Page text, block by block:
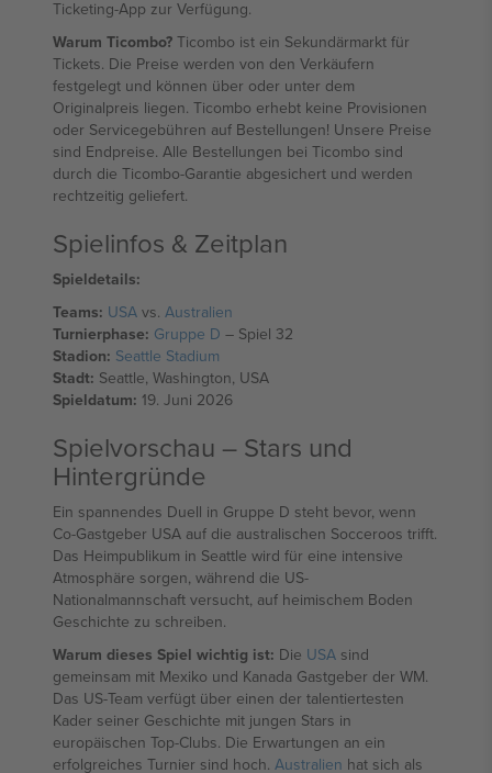
Ticketing-App zur Verfügung.
Warum Ticombo? Ticombo ist ein Sekundärmarkt für
Tickets. Die Preise werden von den Verkäufern
festgelegt und können über oder unter dem
Originalpreis liegen. Ticombo erhebt keine Provisionen
oder Servicegebühren auf Bestellungen! Unsere Preise
sind Endpreise. Alle Bestellungen bei Ticombo sind
durch die Ticombo-Garantie abgesichert und werden
rechtzeitig geliefert.
Spielinfos & Zeitplan
Spieldetails:
Teams: USA vs. Australien
Turnierphase: Gruppe D – Spiel 32
Stadion: Seattle Stadium
Stadt: Seattle, Washington, USA
Spieldatum: 19. Juni 2026
Spielvorschau – Stars und
Hintergründe
Ein spannendes Duell in Gruppe D steht bevor, wenn
Co-Gastgeber USA auf die australischen Socceroos trifft.
Das Heimpublikum in Seattle wird für eine intensive
Atmosphäre sorgen, während die US-
Nationalmannschaft versucht, auf heimischem Boden
Geschichte zu schreiben.
Warum dieses Spiel wichtig ist: Die USA sind
gemeinsam mit Mexiko und Kanada Gastgeber der WM.
Das US-Team verfügt über einen der talentiertesten
Kader seiner Geschichte mit jungen Stars in
europäischen Top-Clubs. Die Erwartungen an ein
erfolgreiches Turnier sind hoch. Australien hat sich als